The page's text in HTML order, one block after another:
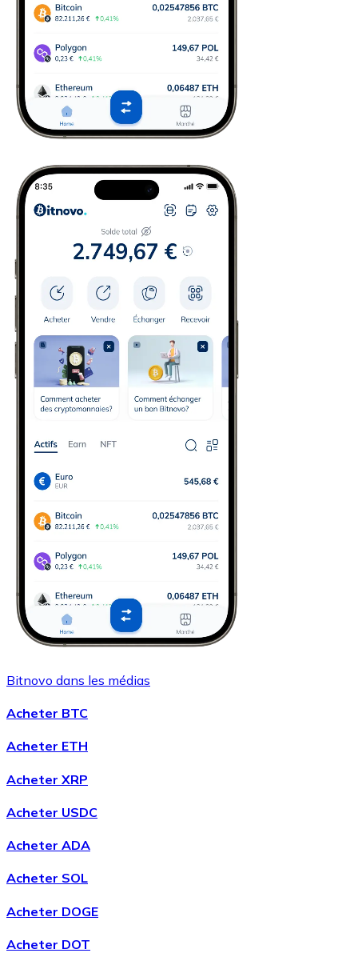
Bitnovo dans les médias
Acheter BTC
Acheter ETH
Acheter XRP
Acheter USDC
Acheter ADA
Acheter SOL
Acheter DOGE
Acheter DOT